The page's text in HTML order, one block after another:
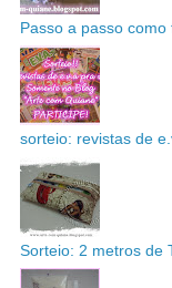
Passo a passo
sorteio: revistas de
Sorteio: 2 metros de